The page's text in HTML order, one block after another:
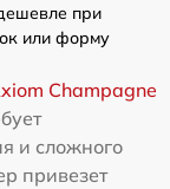
при
или форму
Champagne
и сложного
привезет